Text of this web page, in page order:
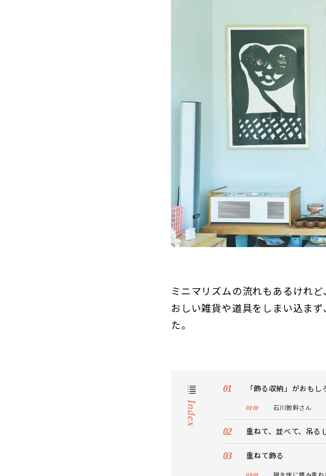
ミニマリズムの流れもあるけれ
おしい雑貨や道具をしまい込ま
た。
Index
「飾る収納」がおもし
石川敦幹さん
重ねて、並べて、吊る
重ねて飾る